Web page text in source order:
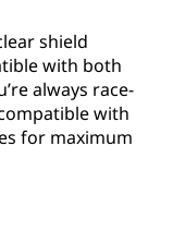
shield
with both
always race-
with
for maximum